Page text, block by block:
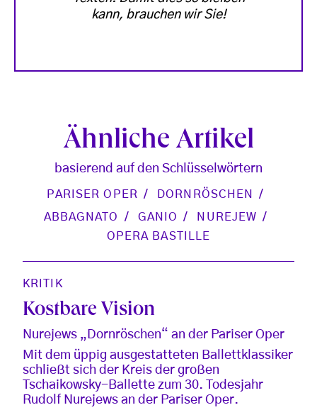
kann, brauchen wir Sie!
Ähnliche Artikel
basierend auf den Schlüsselwörtern
PARISER OPER
DORNRÖSCHEN
ABBAGNATO
GANIO
NUREJEW
OPERA BASTILLE
KRITIK
Kostbare Vision
Nurejews „Dornröschen“ an der Pariser Oper
Mit dem üppig ausgestatteten Ballettklassiker
schließt sich der Kreis der großen
Tschaikowsky-Ballette zum 30. Todesjahr
Rudolf Nurejews an der Pariser Oper.